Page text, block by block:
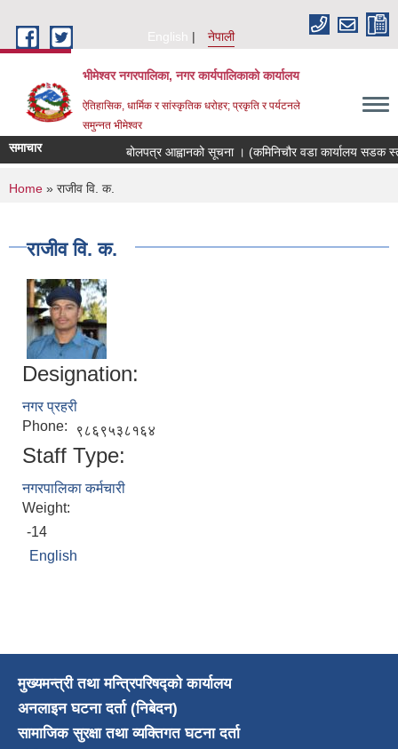
English
नेपाली
भीमेश्वर नगरपालिका, नगर कार्यपालिकाको कार्यालय
ऐतिहासिक, धार्मिक र सांस्कृतिक धरोहर; प्रकृति र पर्यटनले
समुन्नत भीमेश्वर
समाचार बोलपत्र आह्वानको सूचना । (कमिनिचौर वडा कार्यालय सडक
You are here
Home » राजीव वि. क.
राजीव वि. क.
Designation:
नगर प्रहरी
Phone:
९८६९५३८१६४
Staff Type:
नगरपालिका कर्मचारी
Weight:
-14
English
मुख्यमन्त्री तथा मन्त्रिपरिषद्को कार्यालय
अनलाइन घटना दर्ता (निबेदन)
सामाजिक सुरक्षा तथा व्यक्तिगत घटना दर्ता